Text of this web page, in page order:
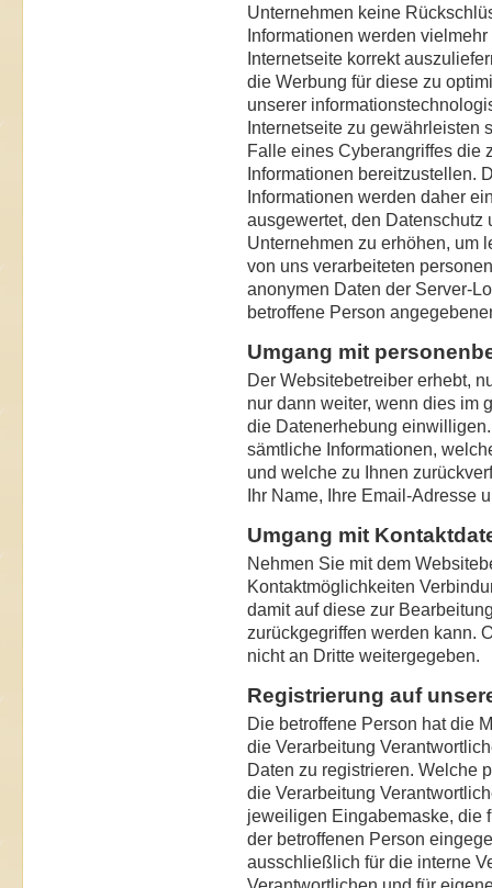
Unternehmen keine
Informationen werden
Internetseite korrekt
die Werbung für diese zu
unserer
Internetseite zu gewährleisten
Falle eines Cyberangriffes die
Informationen bereitzustellen.
Informationen werden daher
ausgewertet, den
Unternehmen zu erhöhen, um
von uns verarbeiteten
anonymen Daten der Server-
betroffene Person
Umgang mit
Der Websitebetreiber erhebt,
nur dann weiter, wenn dies im
die Datenerhebung
sämtliche Informationen,
und welche zu Ihnen
Ihr Name, Ihre Email-Adresse
Umgang mit
Nehmen Sie mit dem
Kontaktmöglichkeiten
damit auf diese zur
zurückgegriffen werden kann.
nicht an Dritte weitergegeben.
Registrierung auf
Die betroffene Person hat die
die Verarbeitung
Daten zu registrieren. Welche
die Verarbeitung
jeweiligen Eingabemaske, die
der betroffenen Person
ausschließlich für die interne